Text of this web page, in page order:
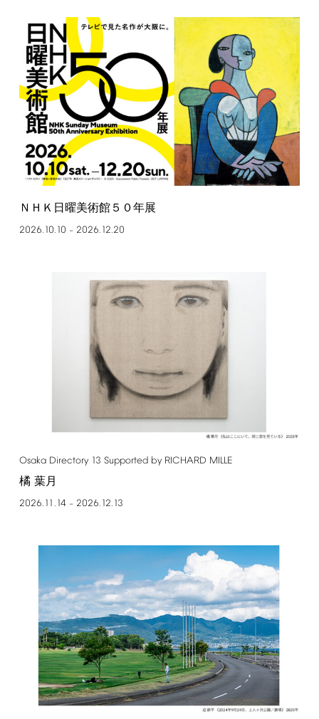
ＮＨＫ日曜美術館５０年展
2026.10.10 – 2026.12.20
Osaka Directory 13 Supported by RICHARD MILLE
橘 葉月
2026.11.14– 2026.12.13